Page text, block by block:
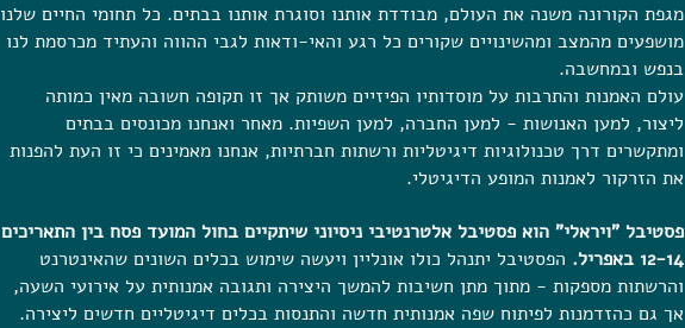
מגפת הקורונה משנה את העולם, מבודדת אותנו וסוגרת אותנו בבתים. כל תחומי החיים שלנו
מושפעים מהמצב ומהשינויים שקורים כל רגע והאי-ודאות לגבי ההווה והעתיד מכרסמת לנו
בנפש ובמחשבה.
עולם האמנות והתרבות על מוסדותיו הפיזיים משותק אך זו תקופה חשובה מאין כמותה
ליצור, למען האנושות - למען החברה, למען השפיות. מאחר ואנחנו מכונסים בבתים
ומתקשרים דרך טכנולוגיות דיגיטליות ורשתות חברתיות, אנחנו מאמינים כי זו העת להפנות
את הזרקור לאמנות המופע הדיגיטלי.
פסטיבל "ויראלי" הוא פסטיבל אלטרנטיבי ניסיוני שיתקיים בחול המועד פסח בין התאריכים
12-14 באפריל.
הפסטיבל יתנהל כולו אונליין ויעשה שימוש בכלים השונים שהאינטרנט
והרשתות מספקות - מתוך מתן חשיבות להמשך היצירה ותגובה אמנותית על אירועי השעה,
אך גם כהזדמנות לפיתוח שפה אמנותית חדשה והתנסות בכלים דיגיטליים חדשים ליצירה.